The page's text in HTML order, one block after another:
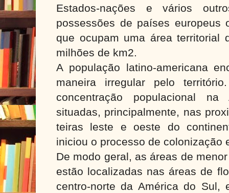
Estados-nações e vários
possessões de países europeus
que ocupam uma área territorial
milhões de km2.
A população latino-americana
maneira irregular pelo
concentração populacional
situadas, principalmente, nas
teiras leste e oeste do
iniciou o processo de colonização
De modo geral, as áreas de
estão localizadas nas áreas de
centro-norte da América do Sul,